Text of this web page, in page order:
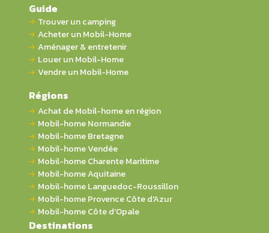
Guide
Trouver un camping
Acheter un Mobil-Home
Aménager & entretenir
Louer un Mobil-Home
Vendre un Mobil-Home
Régions
Achat de Mobil-home en région
Mobil-home Normandie
Mobil-home Bretagne
Mobil-home Vendée
Mobil-home Charente Maritime
Mobil-home Aquitaine
Mobil-home Languedoc-Roussillon
Mobil-home Provence Côte d'Azur
Mobil-home Côte d'Opale
Destinations